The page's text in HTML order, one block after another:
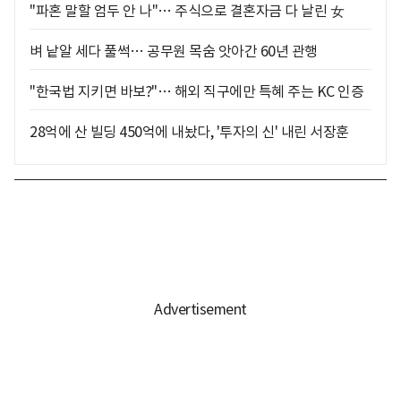
"파혼 말할 엄두 안 나"… 주식으로 결혼자금 다 날린 女
벼 낱알 세다 풀썩… 공무원 목숨 앗아간 60년 관행
"한국법 지키면 바보?"… 해외 직구에만 특혜 주는 KC 인증
28억에 산 빌딩 450억에 내놨다, '투자의 신' 내린 서장훈